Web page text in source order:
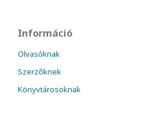
Információ
Olvasóknak
Szerzőknek
Könyvtárosoknak